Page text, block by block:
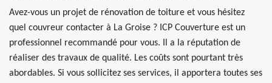
Avez-vous un projet de rénovation de toiture et vous hésitez
quel couvreur contacter à La Groise ? ICP Couverture est un
professionnel recommandé pour vous. Il a la réputation de
réaliser des travaux de qualité. Les coûts sont pourtant très
abordables. Si vous sollicitez ses services, il apportera toutes ses